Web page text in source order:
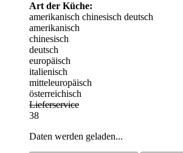
Art der Küche:
amerikanisch chinesisch deutsch
amerikanisch
chinesisch
deutsch
europäisch
italienisch
mitteleuropäisch
österreichisch
Lieferservice
38
Daten werden geladen...